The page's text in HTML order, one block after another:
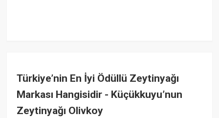
Türkiye’nin En İyi Ödüllü Zeytinyağı
Markası Hangisidir - Küçükkuyu’nun
Zeytinyağı Olivkoy